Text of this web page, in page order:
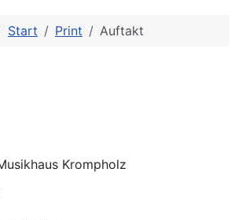
Start Print Auftakt
Krompholz